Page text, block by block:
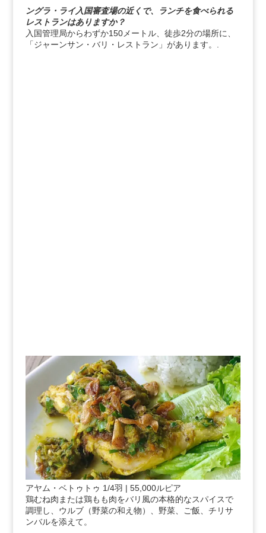
ングラ・ライ入国審査場の近くで、ランチを食べられる
レストランはありますか？
入国管理局からわずか150メートル、徒歩2分の場所に、
「ジャーンサン・バリ・レストラン」があります。.
アヤム・ベトゥトゥ 1/4羽 | 55,000ルピア
鶏むね肉または鶏もも肉をバリ風の本格的なスパイスで
調理し、ウルブ（野菜の和え物）、野菜、ご飯、チリサ
ンバルを添えて。